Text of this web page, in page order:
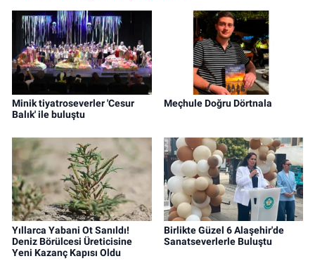
Minik tiyatroseverler 'Cesur
Balık' ile buluştu
Meçhule Doğru Dörtnala
Yıllarca Yabani Ot Sanıldı!
Deniz Börülcesi Üreticisine
Yeni Kazanç Kapısı Oldu
Birlikte Güzel 6 Alaşehir'de
Sanatseverlerle Buluştu